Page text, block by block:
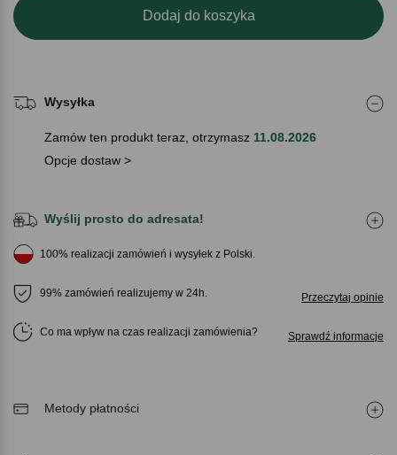
Dodaj do koszyka
Wysyłka
Zamów ten produkt teraz, otrzymasz 11.08.2026
Opcje dostaw >
Wyślij prosto do adresata!
100% realizacji zamówień i wysyłek z Polski.
99% zamówień realizujemy w 24h. Przeczytaj opinie
Co ma wpływ na czas realizacji zamówienia Sprawdź informacje
Metody płatności